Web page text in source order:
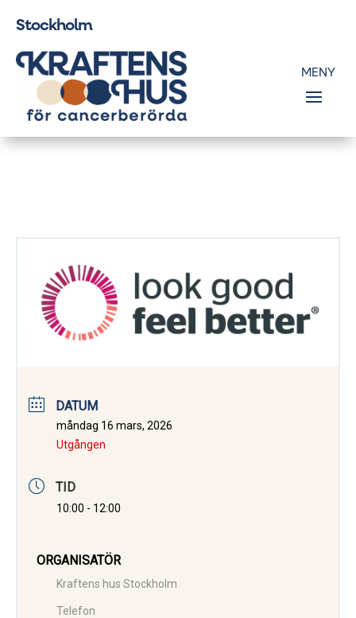
Stockholm
DATUM
måndag 16 mars, 2026
Utgången
TID
10:00 - 12:00
ORGANISATÖR
Kraftens hus Stockholm
Telefon